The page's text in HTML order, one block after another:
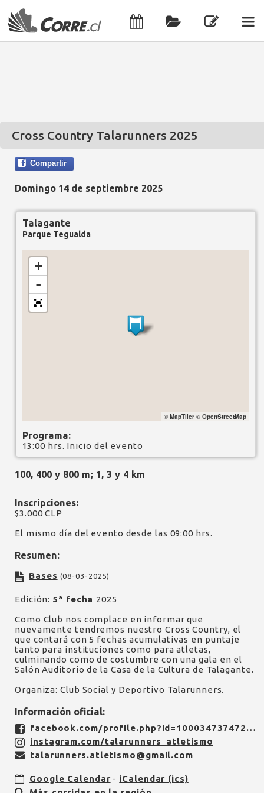
Cross Country Talarunners 2025
Compartir
Domingo 14 de septiembre 2025
Talagante
Parque Tegualda
+
-
© MapTiler© OpenStreetMap
Programa:
13:00 hrs. Inicio del evento
100, 400 y 800 m; 1, 3 y 4 km
Inscripciones:
$3.000 CLP
El mismo día del evento desde las 09:00 hrs.
Resumen:
Bases (08-03-2025)
Edición: 5ª fecha 2025
Como Club nos complace en informar que
nuevamente tendremos nuestro Cross Country, el
que contará con 5 fechas acumulativas en puntaje
tanto para instituciones como para atletas,
culminando como de costumbre con una gala en el
Salón Auditorio de la Casa de la Cultura de Talagante.
Organiza: Club Social y Deportivo Talarunners.
Información oficial:
facebook.com/profile.php?id=100034737472816
instagram.com/talarunners_atletismo
talarunners.atletismo@gmail.com
Google Calendar - iCalendar (ics)